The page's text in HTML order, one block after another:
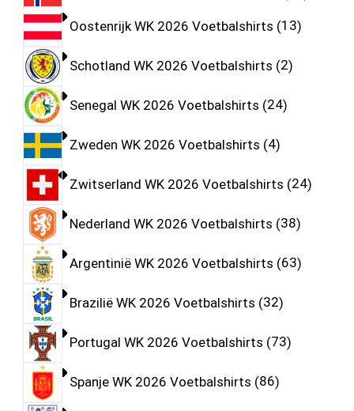
Oostenrijk WK 2026 Voetbalshirts 13
Schotland WK 2026 Voetbalshirts 2
Senegal WK 2026 Voetbalshirts 24
Zweden WK 2026 Voetbalshirts 4
Zwitserland WK 2026 Voetbalshirts 24
Nederland WK 2026 Voetbalshirts 38
Argentinië WK 2026 Voetbalshirts 63
Brazilië WK 2026 Voetbalshirts 32
Portugal WK 2026 Voetbalshirts 73
Spanje WK 2026 Voetbalshirts 86